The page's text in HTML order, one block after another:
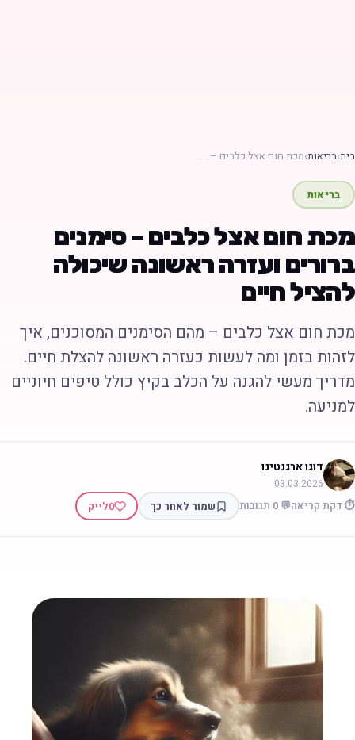
›בריאות›מכת חום אצל כלבים –……
בריאות
חום אצל כלבים – סימנים
ועזרה ראשונה שיכולה
חיים
חום אצל כלבים – מהם הסימנים המסוכנים, איך
בזמן ומה לעשות כעזרה ראשונה להצלת חיים.
מעשי להגנה על הכלב בקיץ כולל טיפים חיוניים
דוגו ארגנטינו
03.03.2026
דקת קריאה💬 0 תגובות שמור לאחר כך 0לייק